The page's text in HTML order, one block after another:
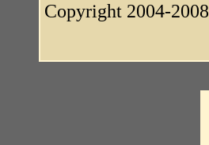
Copyright 2004-2008